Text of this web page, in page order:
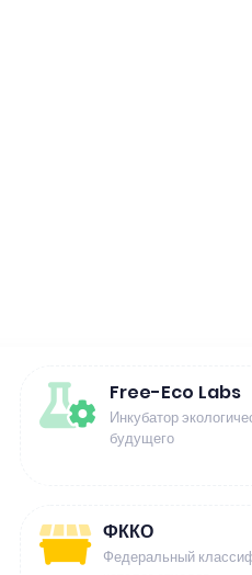
Free-Eco Labs
Инкубатор
будущего
ФККО
Федеральный